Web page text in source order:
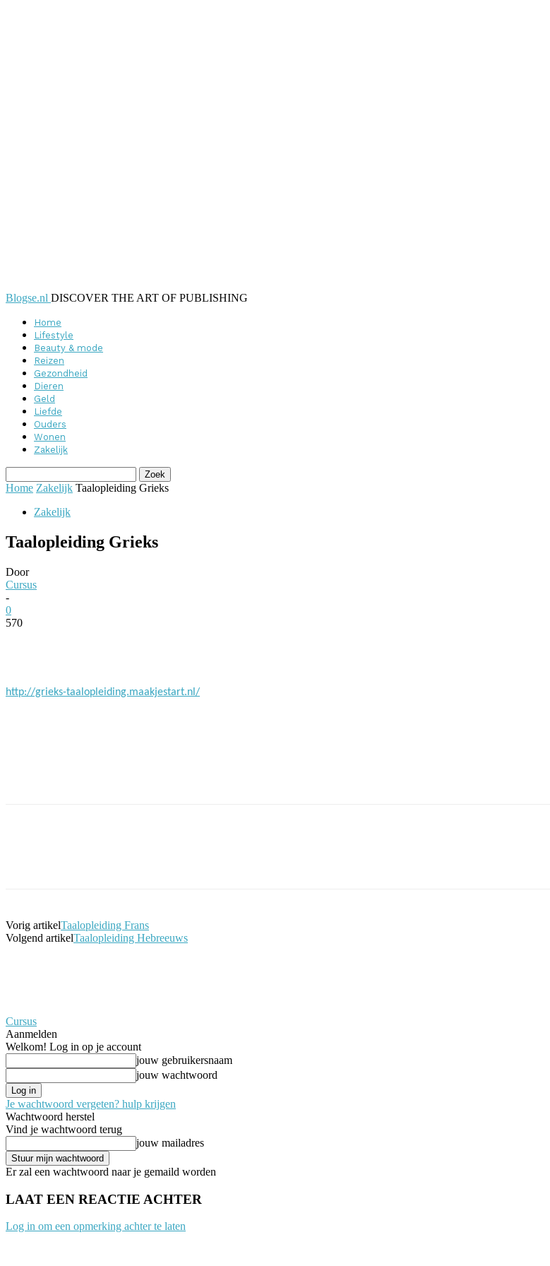
Blogse.nl DISCOVER THE ART OF PUBLISHING
Home
Lifestyle
Beauty & mode
Reizen
Gezondheid
Dieren
Geld
Liefde
Ouders
Wonen
Zakelijk
Home Zakelijk Taalopleiding Grieks
Zakelijk
Taalopleiding Grieks
Door
Cursus
-
0
570
http://grieks-taalopleiding.maakjestart.nl/
Vorig artikelTaalopleiding Frans
Volgend artikelTaalopleiding Hebreeuws
Cursus
Aanmelden
Welkom! Log in op je account
jouw gebruikersnaam
jouw wachtwoord
Je wachtwoord vergeten? hulp krijgen
Wachtwoord herstel
Vind je wachtwoord terug
jouw mailadres
Er zal een wachtwoord naar je gemaild worden
LAAT EEN REACTIE ACHTER
Log in om een opmerking achter te laten